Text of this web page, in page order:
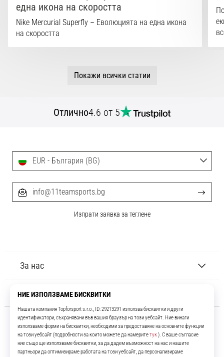
една икона на скоростта
Nike Mercurial Superfly – Еволюцията на една икона
на скоростта
Покажи всички статии
Отлично4.6 от 5
11teamsports.bg
Повече от 16 години ние сме ваши съотборници, представяйки ви
За нас
Обслужване на клиенти
EUR - България (BG)
info@11teamsports.bg
Изпрати заявка за теглене